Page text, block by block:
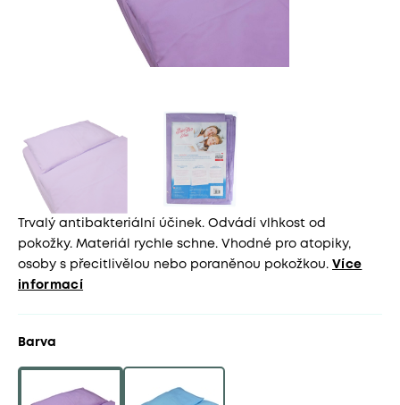
Trvalý antibakteriální účinek. Odvádí vlhkost od
pokožky. Materiál rychle schne. Vhodné pro atopiky,
osoby s přecitlivělou nebo poraněnou pokožkou. Více
informací
Barva